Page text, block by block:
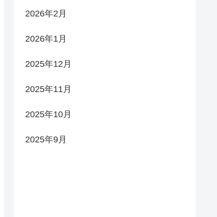
2026年2月
2026年1月
2025年12月
2025年11月
2025年10月
2025年9月